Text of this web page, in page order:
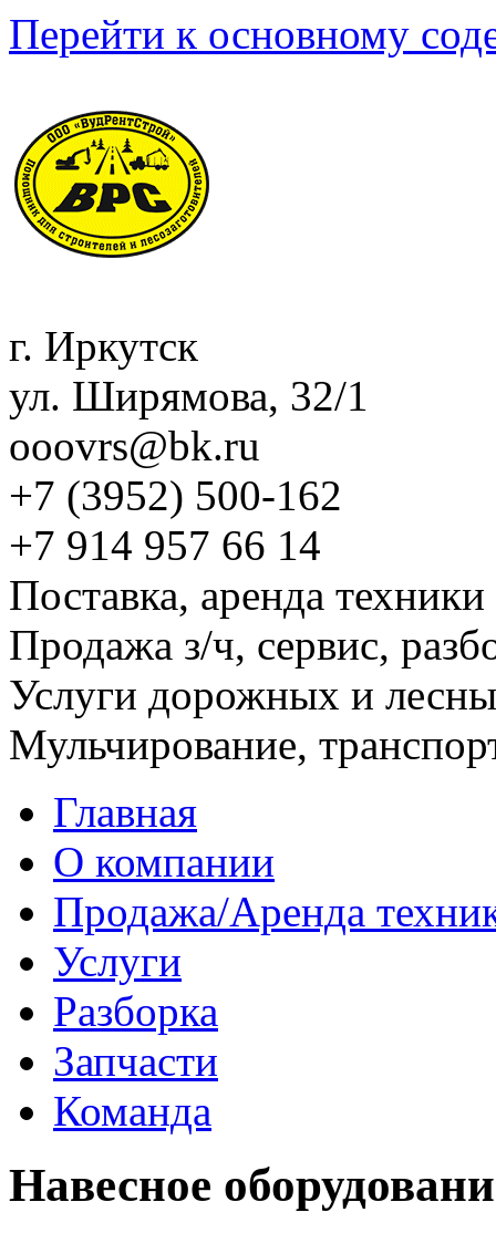
Перейти к основному
г. Иркутск
ул. Ширямова, 32/1
ooovrs@bk.ru
+7 (3952) 500-162
+7 914 957 66 14
Поставка, аренда техники
Продажа з/ч, сервис,
Услуги дорожных и
Мульчирование,
Главная
О компании
Продажа/Аренда
Услуги
Разборка
Запчасти
Команда
Навесное